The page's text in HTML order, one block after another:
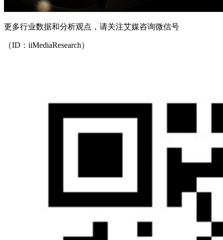
更多行业数据和分析观点，请关注艾媒咨询微信号
（ID：iiMediaResearch）